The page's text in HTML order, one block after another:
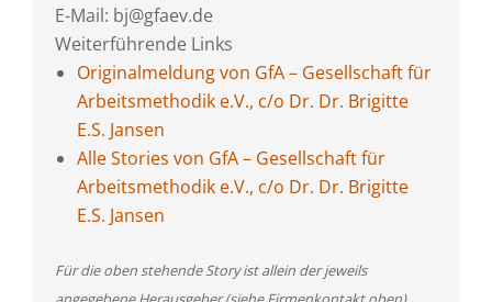
E-Mail: bj@gfaev.de
Weiterführende Links
Originalmeldung von GfA – Gesellschaft für
Arbeitsmethodik e.V., c/o Dr. Dr. Brigitte
E.S. Jansen
Alle Stories von GfA – Gesellschaft für
Arbeitsmethodik e.V., c/o Dr. Dr. Brigitte
E.S. Jansen
Für die oben stehende Story ist allein der jeweils